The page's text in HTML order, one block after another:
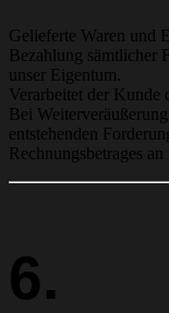
Gelieferte Waren und
Bezahlung sämtlicher
unser Eigentum.
Verarbeitet der Kunde
Bei
entstehenden
Rechnungsbetrages an
6.